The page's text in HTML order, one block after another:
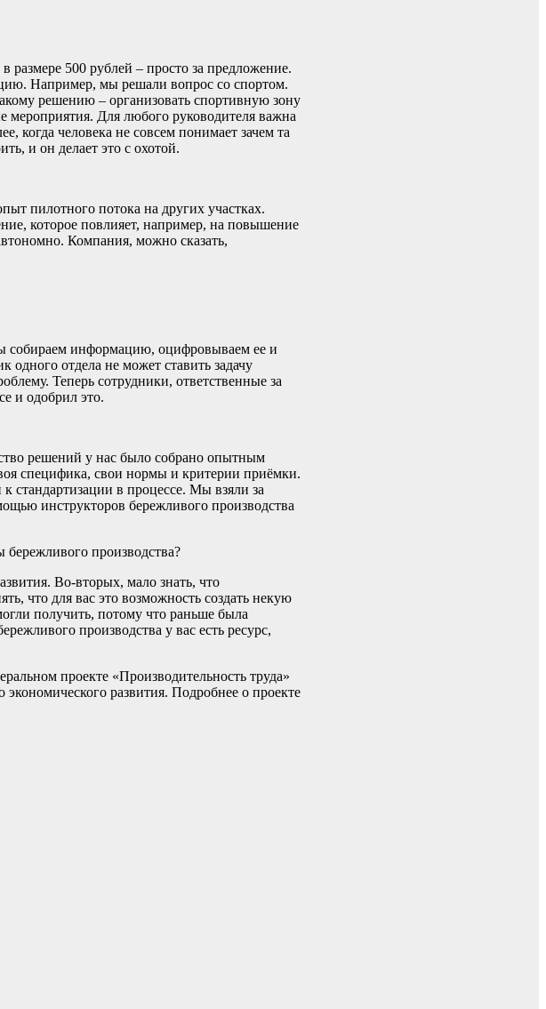
500 рублей – просто за предложение.
Например, мы решали вопрос со спортом.
решению – организовать спортивную зону
мероприятия. Для любого руководителя важна
когда человека не совсем понимает зачем та
и он делает это с охотой.
пилотного потока на других участках.
которое повлияет, например, на повышение
Компания, можно сказать,
собираем информацию, оцифровываем ее и
отдела не может ставить задачу
Теперь сотрудники, ответственные за
и одобрил это.
решений у нас было собрано опытным
специфика, свои нормы и критерии приёмки.
в процессе. Мы взяли за
инструкторов бережливого производства
производства?
Во-вторых, мало знать, что
что для вас это возможность создать некую
получить, потому что раньше была
производства у вас есть ресурс,
проекте «Производительность труда»
развития. Подробнее о проекте